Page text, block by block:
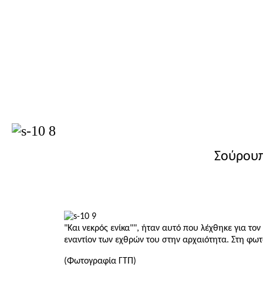
Σούρουπο στην
"Και νεκρός ενίκα"", ήταν αυτό που λέχθηκε για
εναντίον των εχθρών του στην αρχαιότητα. Στη
(Φωτογραφία ΓΤΠ)